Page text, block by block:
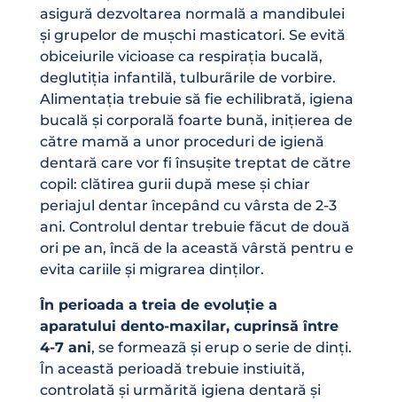
asigură dezvoltarea normală a mandibulei
și grupelor de mușchi masticatori. Se evită
obiceiurile vicioase ca respirația bucală,
deglutiția infantilă, tulburãrile de vorbire.
Alimentația trebuie să fie echilibrată, igiena
bucală și corporală foarte bună, inițierea de
către mamă a unor proceduri de igienă
dentară care vor fi însușite treptat de către
copil: clătirea gurii după mese și chiar
periajul dentar începând cu vârsta de 2-3
ani. Controlul dentar trebuie făcut de două
ori pe an, încã de la această vârstă pentru e
evita cariile și migrarea dinților.
În perioada a treia de evoluție a
aparatului dento-maxilar, cuprinsă între
4-7 ani, se formeazã și erup o serie de dinți.
În această perioadă trebuie instiuită,
controlată și urmărită igiena dentară și